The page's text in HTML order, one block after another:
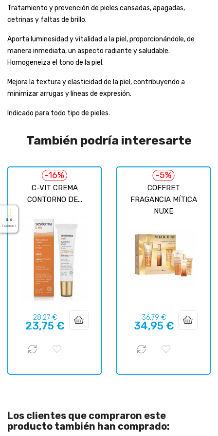
Tratamiento y prevención de pieles cansadas, apagadas,
cetrinas y faltas de brillo.
Aporta luminosidad y vitalidad a la piel, proporcionándole, de
manera inmediata, un aspecto radiante y saludable.
Homogeneiza el tono de la piel.
Mejora la textura y elasticidad de la piel, contribuyendo a
minimizar arrugas y líneas de expresión.
Indicado para todo tipo de pieles.
También podría interesarte
C-VIT CREMA
CONTORNO DE...
-16%
Precio
regular
28,27 €Precio
23,75 €
COFFRET
FRAGANCIA MÍTICA
NUXE
-5%
Precio
regular
36,79 €Precio
34,95 €
Los clientes que compraron este
producto también han comprado:
5.0
( Sobre 5 )